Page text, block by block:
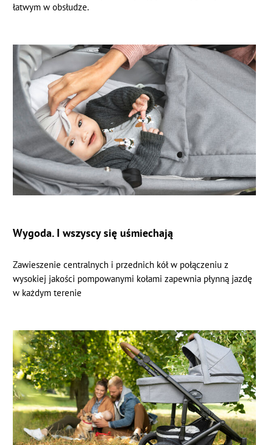
łatwym w obsłudze.
Wygoda. I wszyscy się uśmiechają
Zawieszenie centralnych i przednich kół w połączeniu z
wysokiej jakości pompowanymi kołami zapewnia płynną jazdę
w każdym terenie